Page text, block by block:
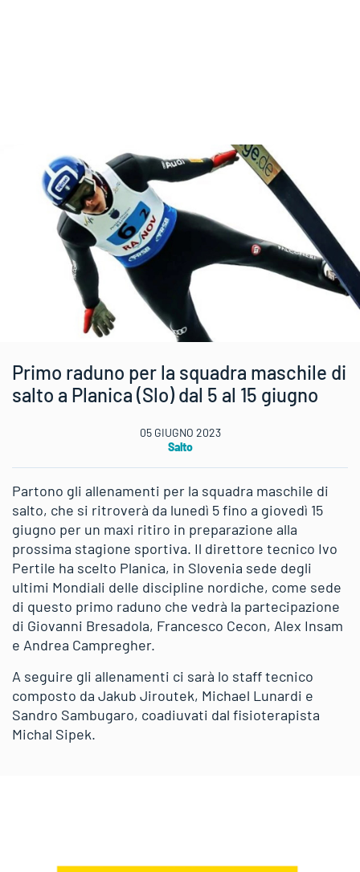
Primo raduno per la squadra maschile di
salto a Planica (Slo) dal 5 al 15 giugno
05 GIUGNO 2023
Salto
Partono gli allenamenti per la squadra maschile di
salto, che si ritroverà da lunedì 5 fino a giovedì 15
giugno per un maxi ritiro in preparazione alla
prossima stagione sportiva. Il direttore tecnico Ivo
Pertile ha scelto Planica, in Slovenia sede degli
ultimi Mondiali delle discipline nordiche, come sede
di questo primo raduno che vedrà la partecipazione
di Giovanni Bresadola, Francesco Cecon, Alex Insam
e Andrea Campregher.
A seguire gli allenamenti ci sarà lo staff tecnico
composto da Jakub Jiroutek, Michael Lunardi e
Sandro Sambugaro, coadiuvati dal fisioterapista
Michal Sipek.